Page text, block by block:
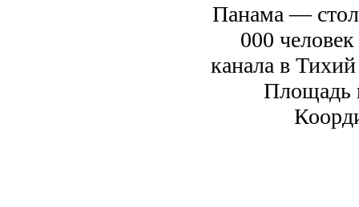
Панама —
000
канала в
Площадь